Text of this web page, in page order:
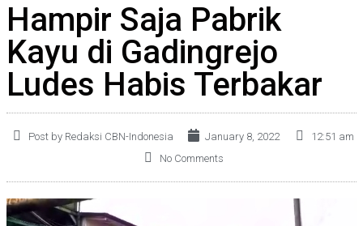
Hampir Saja Pabrik
Kayu di Gadingrejo
Ludes Habis Terbakar
Post by Redaksi CBN-Indonesia January 8, 2022
12:51 am
No Comments